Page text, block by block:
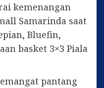
kemenangan
Samarinda saat
Bluefin,
basket 3×3 Piala
pantang